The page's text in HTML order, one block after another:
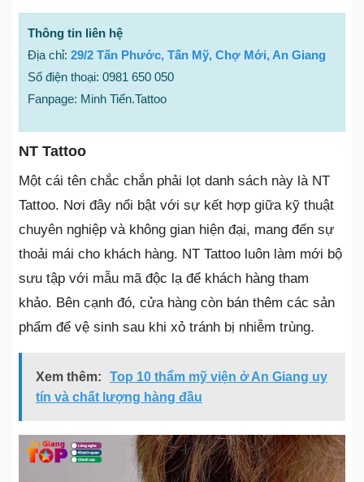
Thông tin liên hệ
Địa chỉ: 29/2 Tấn Phước, Tấn Mỹ, Chợ Mới, An Giang
Số điện thoại: 0981 650 050
Fanpage: Minh Tiến.Tattoo
NT Tattoo
Một cái tên chắc chắn phải lọt danh sách này là NT
Tattoo. Nơi đây nổi bật với sự kết hợp giữa kỹ thuật
chuyên nghiệp và không gian hiện đại, mang đến sự
thoải mái cho khách hàng. NT Tattoo luôn làm mới bộ
sưu tập với mẫu mã độc lạ để khách hàng tham
khảo. Bên cạnh đó, cửa hàng còn bán thêm các sản
phẩm để vệ sinh sau khi xỏ tránh bị nhiễm trùng.
Xem thêm:
Top 10 thẩm mỹ viện ở An Giang uy
tín và chất lượng hàng đầu